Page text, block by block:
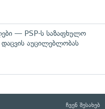
— PSP-ს საზაფხულო
დაცვის აუცილებლობას
ჩვენ შესახებ